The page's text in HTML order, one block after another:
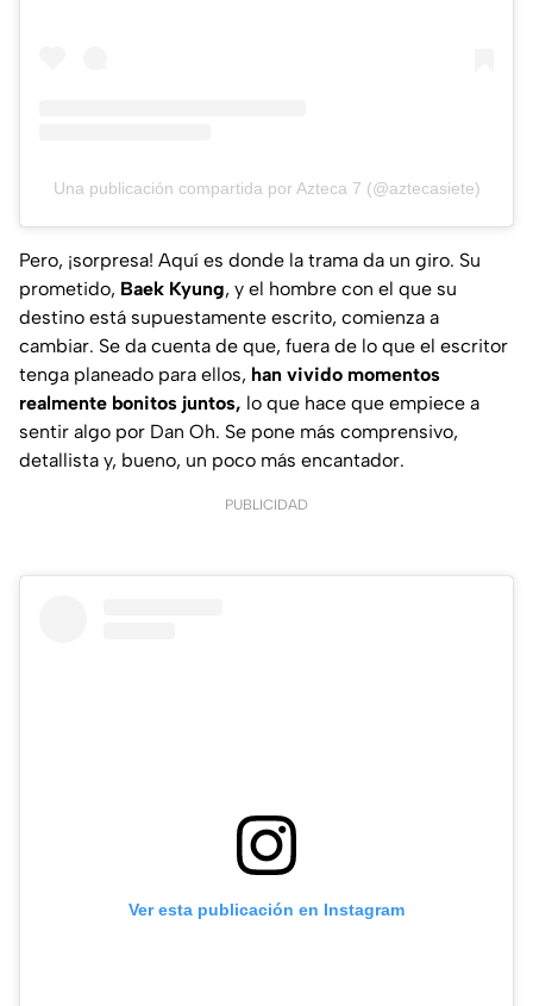
Una publicación compartida por Azteca 7 (@aztecasiete)
Pero, ¡sorpresa! Aquí es donde la trama da un giro. Su
prometido, Baek Kyung, y el hombre con el que su
destino está supuestamente escrito, comienza a
cambiar. Se da cuenta de que, fuera de lo que el escritor
tenga planeado para ellos, han vivido momentos
realmente bonitos juntos, lo que hace que empiece a
sentir algo por Dan Oh. Se pone más comprensivo,
detallista y, bueno, un poco más encantador.
PUBLICIDAD
Ver esta publicación en Instagram